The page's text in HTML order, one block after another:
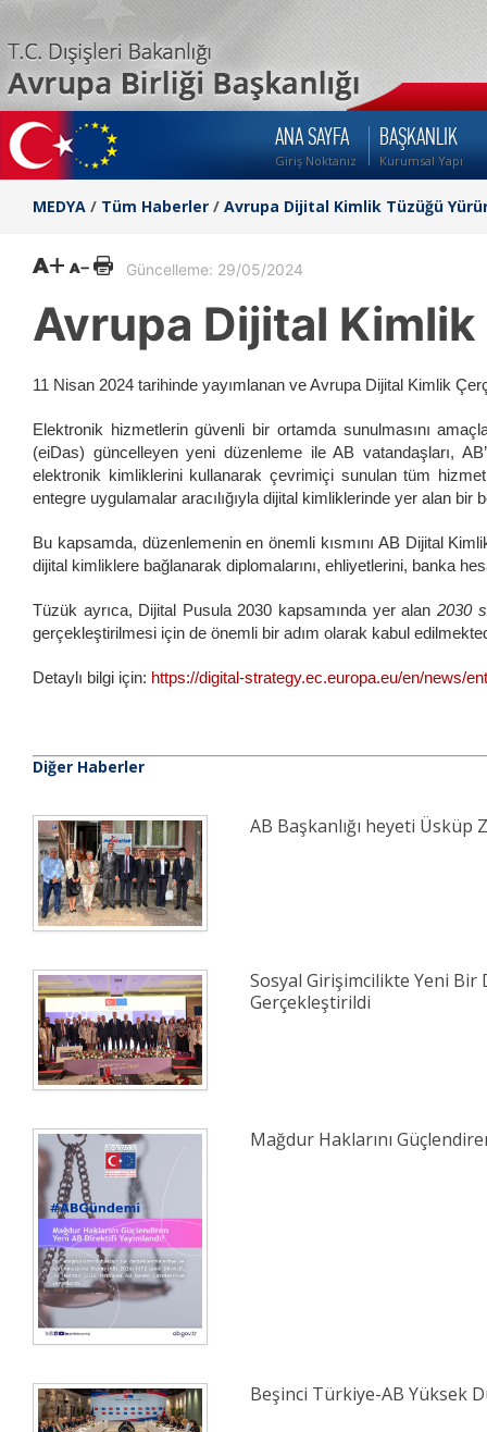
ANA SAYFA
Giriş Noktanız
BAŞKANLIK
Kurumsal Yapı
MEDYA / Tüm Haberler / Avrupa Dijital Kimlik Tüzüğü
Güncelleme: 29/05/2024
Avrupa Dijital
11 Nisan 2024 tarihinde yayımlanan ve Avrupa Dijital Kimlik
Elektronik hizmetlerin güvenli bir ortamda sunulmasını
(eiDas) güncelleyen yeni düzenleme ile AB vatandaşları,
elektronik kimliklerini kullanarak çevrimiçi sunulan tüm
entegre uygulamalar aracılığıyla dijital kimliklerinde yer alan
Bu kapsamda, düzenlemenin en önemli kısmını AB Dijital
dijital kimliklere bağlanarak diplomalarını, ehliyetlerini, banka
Tüzük ayrıca, Dijital Pusula 2030 kapsamında yer alan 2030
gerçekleştirilmesi için de önemli bir adım olarak kabul
Detaylı bilgi için: https://digital-strategy.ec.europa.eu/en/news/
Diğer Haberler
AB Başkanlığı heyeti Üsküp
Sosyal Girişimcilikte Yeni Bir
Gerçekleştirildi
Mağdur Haklarını
Beşinci Türkiye-AB Yüksek